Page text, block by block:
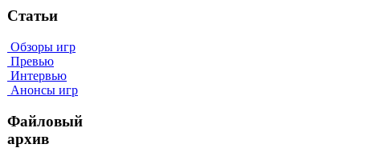
Статьи
Обзоры игр
Превью
Интервью
Анонсы игр
Файловый
архив